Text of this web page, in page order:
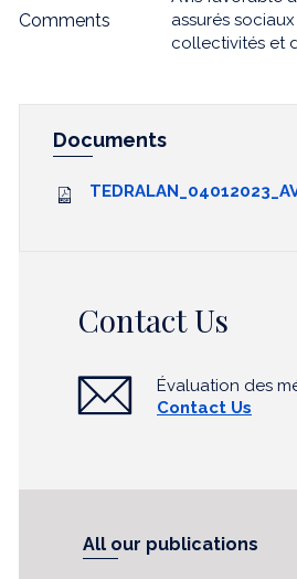
Comments
assurés
collectivités et
Documents
Contact Us
Évaluation des
Contact Us
All our publications